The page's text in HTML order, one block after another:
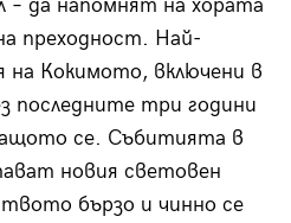
– да напомнят на хората
преходност. Най-
на Кокимото, включени в
последните три години
се. Събитията в
новия световен
бързо и чинно се